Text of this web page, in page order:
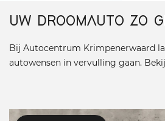
UW DROOMAUTO ZO
Bij Autocentrum Krimpenerwaard
autowensen in vervulling gaan.